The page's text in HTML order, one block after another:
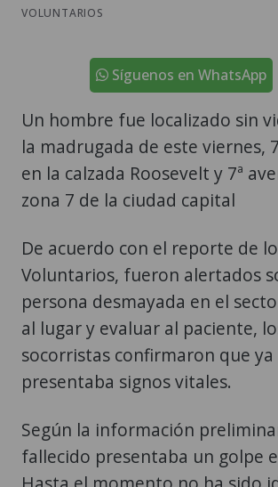
VOLUNTARIOS
Síguenos en WhatsApp
Un hombre fue localizado sin
la madrugada de este viernes,
en la calzada Roosevelt y 7ª
zona 7 de la ciudad capital
De acuerdo con el reporte de
Voluntarios, fueron alertados
persona desmayada en el
al lugar y evaluar al paciente,
socorristas confirmaron que ya
presentaba signos vitales.
Según la información
fallecido presentaba un golpe